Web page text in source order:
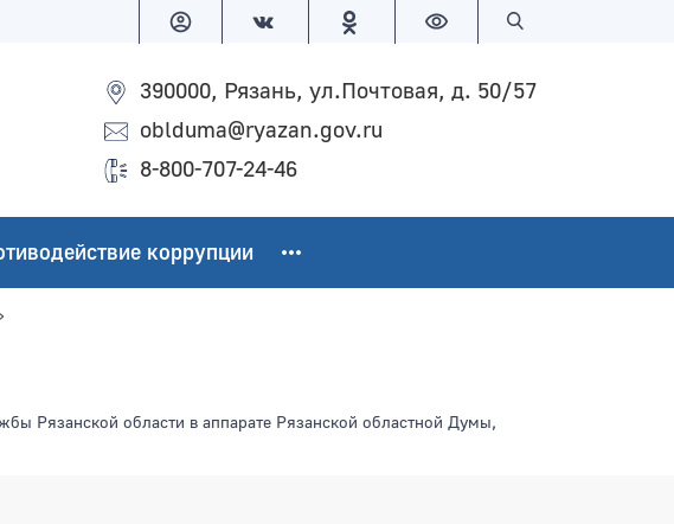
Версия для слабовидящих
390000, Рязань, ул.Почтовая, д. 50/57
oblduma@ryazan.gov.ru
8-800-707-24-46
коррупции
Рязанской области в аппарате Рязанской областной Думы,